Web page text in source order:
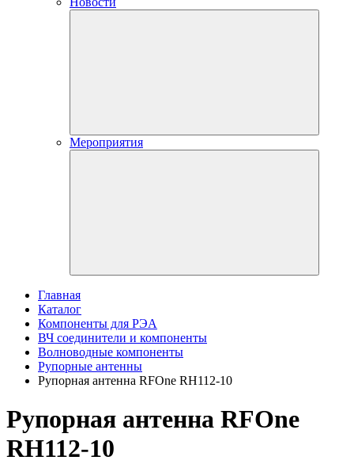
Мероприятия
Главная
Каталог
Компоненты для РЭА
ВЧ соединители и компоненты
Волноводные компоненты
Рупорные антенны
Рупорная антенна RFOne RH112-10
Рупорная антенна RFOne
RH112-10